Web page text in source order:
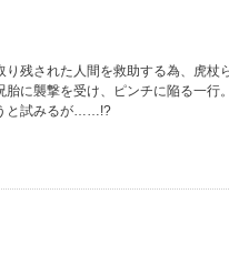
り残された人間を救助する為、虎杖
に襲撃を受け、ピンチに陥る一行
と試みるが……!?